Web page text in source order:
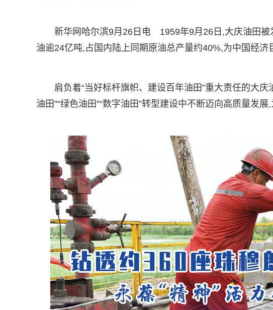
新华网哈尔滨9月26日电 1959年9月26日,大庆油田
油逾24亿吨,占国内陆上同期原油总产量约40%,为中国经济
肩负着“当好标杆旗帜、建设百年油田”重大责任的大
油田”“绿色油田”“数字油田”转型建设中不断迈向高质量发